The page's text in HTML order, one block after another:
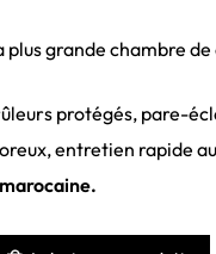
plus grande chambre de
protégés, pare-
entretien rapide